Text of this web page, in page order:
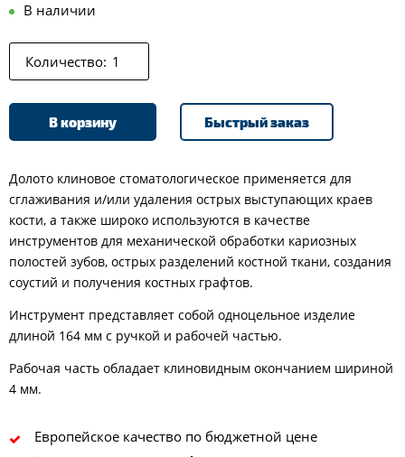
В наличии
Количество:
В корзину Быстрый заказ
Долото клиновое стоматологическое применяется для
сглаживания и/или удаления острых выступающих краев
кости, а также широко используются в качестве
инструментов для механической обработки кариозных
полостей зубов, острых разделений костной ткани, создания
соустий и получения костных графтов.
Инструмент представляет собой одноцельное изделие
длиной 164 мм с ручкой и рабочей частью.
Рабочая часть обладает клиновидным окончанием шириной
4 мм.
Европейское качество по бюджетной цене